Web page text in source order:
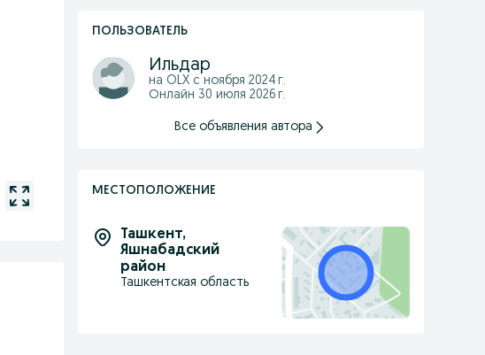
ПОЛЬЗОВАТЕЛЬ
Ильдар
на OLX с ноября 2024 г.
Онлайн 30 июля 2026 г.
Все объявления автора
МЕСТОПОЛОЖЕНИЕ
Ташкент,
Яшнабадский
район
Ташкентская область